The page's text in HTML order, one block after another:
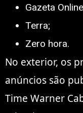
Gazeta
Terra;
Zero hora.
No exterior, os
anúncios são
Time Warner